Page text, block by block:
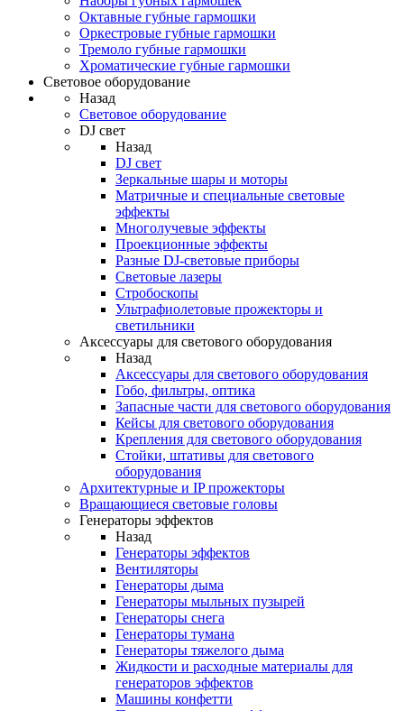
Октавные губные гармошки
Оркестровые губные гармошки
Тремоло губные гармошки
Хроматические губные гармошки
Световое оборудование
Назад
Световое оборудование
DJ свет
Назад
DJ свет
Зеркальные шары и моторы
Матричные и специальные световые
эффекты
Многолучевые эффекты
Проекционные эффекты
Разные DJ-световые приборы
Световые лазеры
Стробоскопы
Ультрафиолетовые прожекторы и
светильники
Аксессуары для светового оборудования
Назад
Аксессуары для светового оборудования
Гобо, фильтры, оптика
Запасные части для светового оборудования
Кейсы для светового оборудования
Крепления для светового оборудования
Стойки, штативы для светового
оборудования
Архитектурные и IP прожекторы
Вращающиеся световые головы
Генераторы эффектов
Назад
Генераторы эффектов
Вентиляторы
Генераторы дыма
Генераторы мыльных пузырей
Генераторы снега
Генераторы тумана
Генераторы тяжелого дыма
Жидкости и расходные материалы для
генераторов эффектов
Машины конфетти